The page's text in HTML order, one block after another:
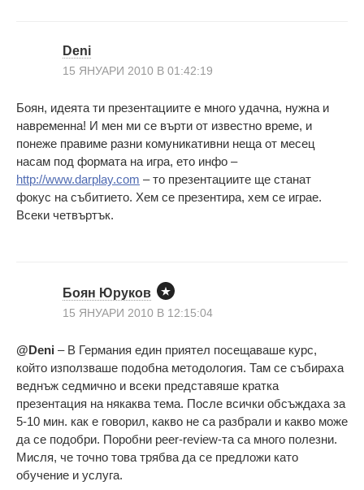
Deni
15 ЯНУАРИ 2010 В 01:42:19
Боян, идеята ти презентациите е много удачна, нужна и
навременна! И мен ми се върти от известно време, и
понеже правиме разни комуникативни неща от месец
насам под формата на игра, ето инфо –
http://www.darplay.com – то презентациите ще станат
фокус на събитието. Хем се презентира, хем се играе.
Всеки четвъртък.
Боян Юруков
15 ЯНУАРИ 2010 В 12:15:04
@Deni – В Германия един приятел посещаваше курс,
който използваше подобна методология. Там се събираха
веднъж седмично и всеки представяше кратка
презентация на някаква тема. После всички обсъждаха за
5-10 мин. как е говорил, какво не са разбрали и какво може
да се подобри. Поробни peer-review-та са много полезни.
Мисля, че точно това трябва да се предложи като
обучение и услуга.